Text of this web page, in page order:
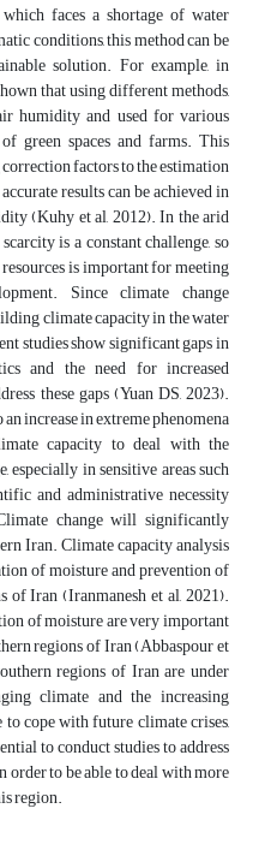
faces a shortage of water
conditions, this method can be
solution. For example, in
that using different methods,
humidity and used for various
green spaces and farms. This
factors to the estimation
results can be achieved in
(Kuhy et al, 2012). In the arid
is a constant challenge, so
is important for meeting
Since climate change
climate capacity in the water
studies show significant gaps in
and the need for increased
these gaps (Yuan DS, 2023).
increase in extreme phenomena
capacity to deal with the
especially in sensitive areas such
and administrative necessity
change will significantly
Iran. Climate capacity analysis
of moisture and prevention of
of Iran (Iranmanesh et al, 2021).
of moisture are very important
regions of Iran (Abbaspour et
regions of Iran are under
climate and the increasing
cope with future climate crises,
to conduct studies to address
to be able to deal with more
region.